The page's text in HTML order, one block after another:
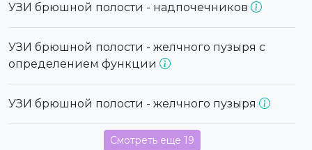
УЗИ брюшной полости - надпочечников
УЗИ брюшной полости - желчного пузыря с
определением функции
УЗИ брюшной полости - желчного пузыря
Смотреть еще 19